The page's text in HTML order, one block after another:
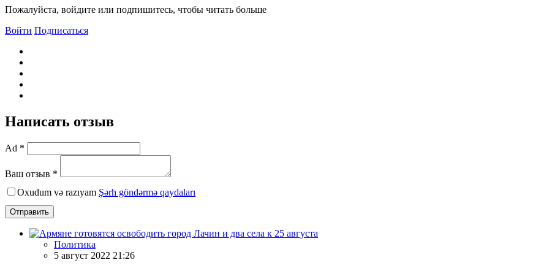
Пожалуйста, войдите или подпишитесь, чтобы читать больше
Войти Подписаться
Написать отзыв
Ad *
Ваш отзыв *
Oxudum və razıyam Şərh göndərmə qaydaları
Отправить
Политика
5 август 2022 21:26